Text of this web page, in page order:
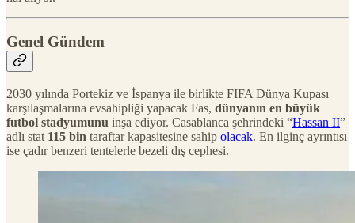
Genel Gündem
2030 yılında Portekiz ve İspanya ile birlikte FIFA Dünya Kupası
karşılaşmalarına evsahipliği yapacak Fas, dünyanın en büyük
futbol stadyumunu inşa ediyor. Casablanca şehrindeki “Hassan II”
adlı stat 115 bin taraftar kapasitesine sahip olacak. En ilginç ayrıntısı
ise çadır benzeri tentelerle bezeli dış cephesi.